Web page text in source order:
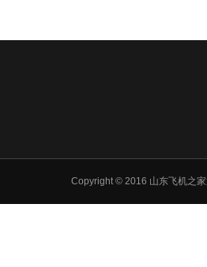
Copyright © 2016 山东飞机之